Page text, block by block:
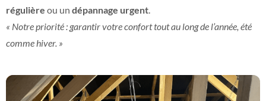
régulière ou un dépannage urgent.
« Notre priorité : garantir votre confort tout au long de l’année, été
comme hiver. »